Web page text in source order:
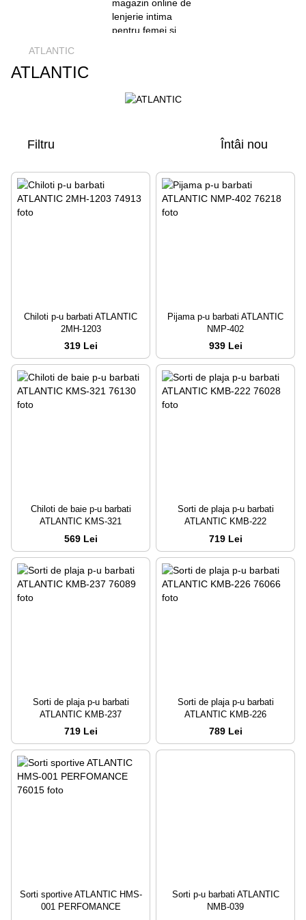
ATLANTIC
ATLANTIC
Filtru Întâi nou
Chiloti p-u barbati ATLANTIC
2MH-1203
319 Lei
Pijama p-u barbati ATLANTIC
NMP-402
939 Lei
Chiloti de baie p-u barbati
ATLANTIC KMS-321
569 Lei
Sorti de plaja p-u barbati
ATLANTIC KMB-222
719 Lei
Sorti de plaja p-u barbati
ATLANTIC KMB-237
719 Lei
Sorti de plaja p-u barbati
ATLANTIC KMB-226
789 Lei
Sorti sportive ATLANTIC HMS-
001 PERFOMANCE
Sorti p-u barbati ATLANTIC
NMB-039